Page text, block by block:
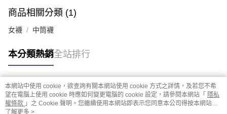
商品相關分類 (1)
女襪 中筒襪
本分類熱銷全站排行
熱門標籤
本網站中使用 cookie，欲查詢有關本網站使用 cookie 方式之詳情，及若您不希
望在電腦上使用 cookie 時應如何變更電腦的 cookie 設定，請參閱本網站「 隱私
權條款 」之 Cookie 聲明。您繼續使用本網站即表示您同意本公司得按本網站使
用條款之 Cookie 聲明使用 cookie。
了解更多 >